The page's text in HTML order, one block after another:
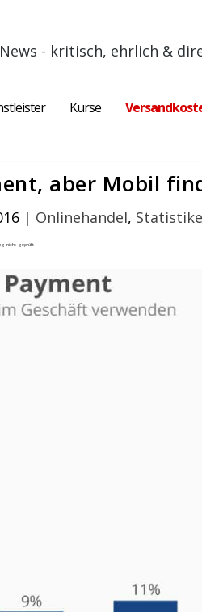
- kritisch, ehrlich &
Kurse
aber Mobil
| Onlinehandel,